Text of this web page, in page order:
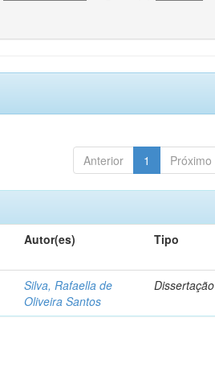
Anterior 1 Próximo
Autor(es) Tipo
Silva, Rafaella de
Oliveira Santos
Dissertação